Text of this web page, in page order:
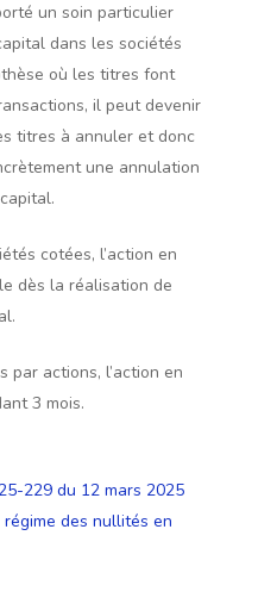
un soin particulier
dans les sociétés
où les titres font
il peut devenir
titres à annuler et donc
une annulation
cotées, l’action en
dès la réalisation de
par actions, l’action en
3 mois.
229 du 12 mars 2025
des nullités en